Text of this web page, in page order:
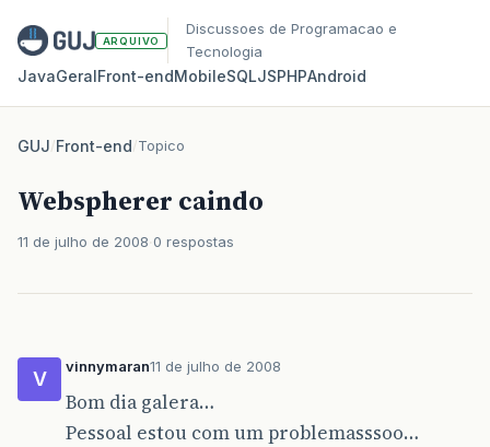
ARQUIVO
Discussoes de Programacao e
Tecnologia
JavaGeralFront‑endMobileSQLJSPHPAndroid
GUJ/Front-end/Topico
Webspherer caindo
11 de julho de 2008 0 respostas
V
vinnymaran11 de julho de 2008
Bom dia galera…
Pessoal estou com um problemasssoo…